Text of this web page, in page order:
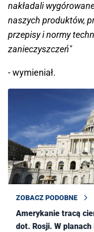
nakładali
naszych produktów,
przepisy i normy
zanieczyszczeń"
- wymieniał.
ZOBACZ PODOBNE
Amerykanie tracą
dot. Rosji. W